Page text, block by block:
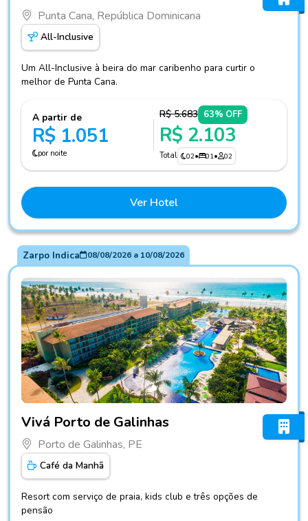
Punta Cana, República Dominicana
All-Inclusive
Um All-Inclusive à beira do mar caribenho para curtir o
melhor de Punta Cana.
A partir de
R$ 1.051
por noite
R$ 5.683 63% OFF
R$ 2.103
Total 02• 01• 02
Ver Hotel
Zarpo Indica 08/08/2026a 10/08/2026
Vivá Porto de Galinhas
Porto de Galinhas, PE
Café da Manhã
Resort com serviço de praia, kids club e três opções de
pensão